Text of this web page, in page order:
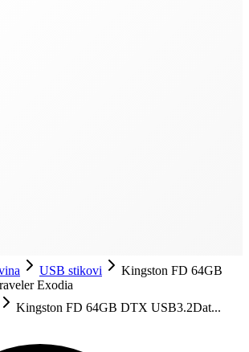
USB stikovi
Kingston FD 64GB
Exodia
Kingston FD 64GB DTX USB3.2Dat...